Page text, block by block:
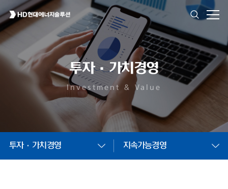
투자·가치경영
Investment & Value
투자·가치경영 지속가능경영